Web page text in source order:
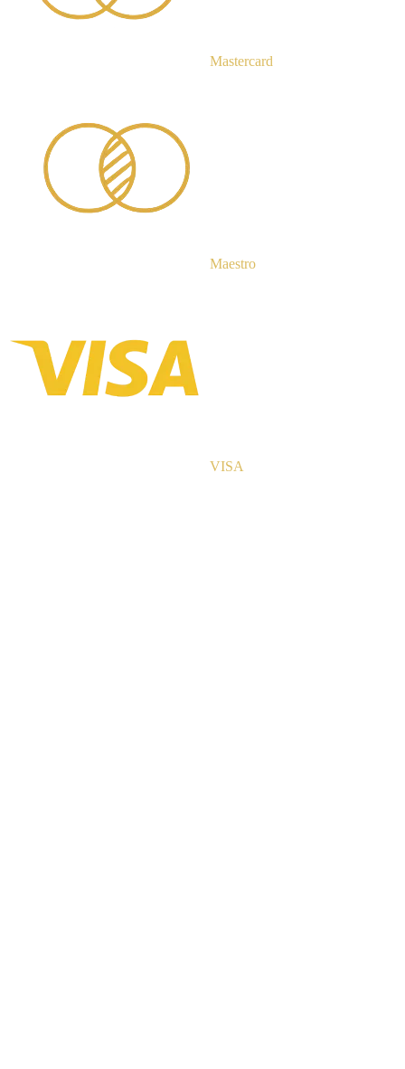
Mastercard
Maestro
VISA